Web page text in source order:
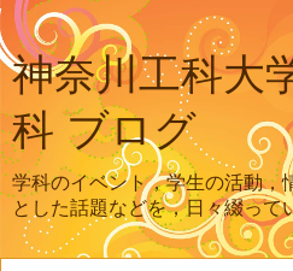
神奈川工科大
科 ブログ
学科のイベント，学生の活動，
とした話題などを，日々綴って